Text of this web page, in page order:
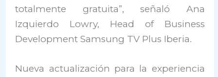
totalmente gratuita”, señaló Ana
Izquierdo Lowry, Head of Business
Development Samsung TV Plus Iberia.
Nueva actualización para la experiencia